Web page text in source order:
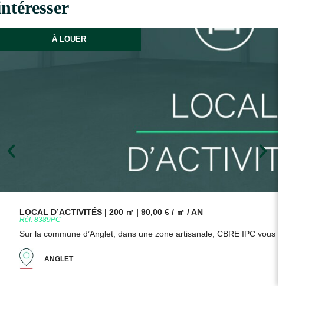
LOCAL D’ACTIVITÉS | 200 ㎡ | 90,00 € / ㎡ / AN
Réf. 8389PC
Sur la commune d’Anglet, dans une zone artisanale, CBRE IPC vous
ANGLET
À LOUER